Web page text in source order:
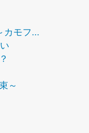
カモフ...
～